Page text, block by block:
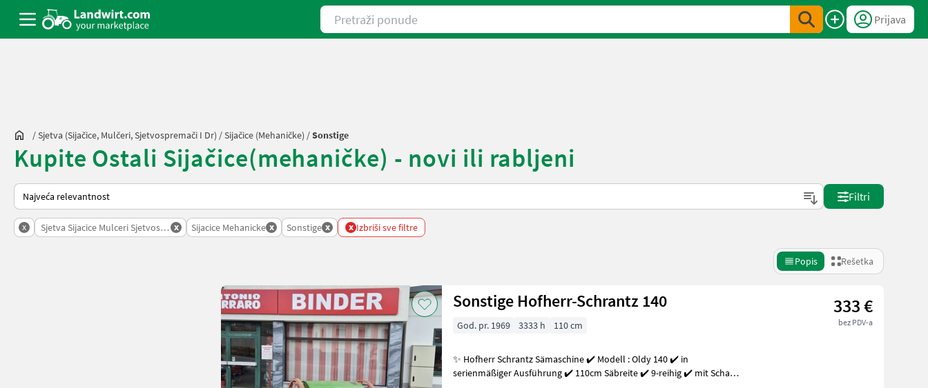
Pretraži ponude
Prijava
/Sjetva (sijačice, Mulčeri, Sjetvospremači I Dr) /Sijačice (mehaničke) /Sonstige
Kupite Ostali Sijačice(mehaničke) - novi ili rabljeni
Tako se sortira na Landwirt.com
Filtri
x Sjetva Sijacice Mulceri Sjetvospremaci I Dr
x Sijacice Mehanicke x Sonstige x x Izbriši sve filtre
Popis Rešetka
Sonstige Hofherr-Schrantz 140 333 €
bez PDV-a
God. pr. 1969 3333 h 110 cm
✨ Hofherr Schrantz Sämaschine ✔️ Modell : Oldy 140 ✔️ in
serienmäßiger Ausführung ✔️ 110cm Säbreite ✔️ 9-reihig ✔️ mit Schar-